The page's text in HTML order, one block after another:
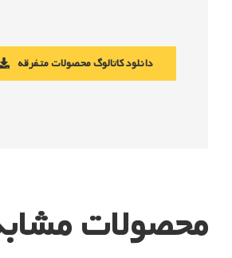
دانلود کاتالوگ محصولات متفرقه
محصولات